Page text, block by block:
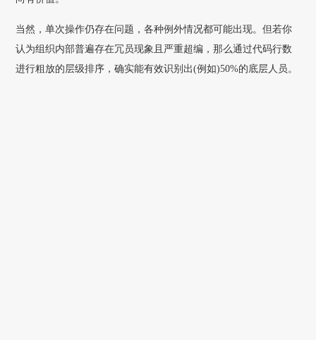
当然，单次操作仍存在问题，各种例外情况都可能出现。但若你
认为组织内部普遍存在冗员现象且严重超编，那么通过代码行数
进行粗放的层级排序，确实能有效识别出(例如)50%的底层人员。